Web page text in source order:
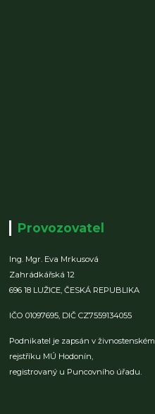
Provozovatel
Ing. Mgr. Eva Mrkusová
Zahrádkářská 12
696 18 LUŽICE,ČESKÁ REPUBLIKA
IČO 01097695, DIČ CZ7559134055
Podnikatel je zapsán v živnostenském
rejstříku MÚ Hodonín,
registrovaný u Puncovního úřadu.